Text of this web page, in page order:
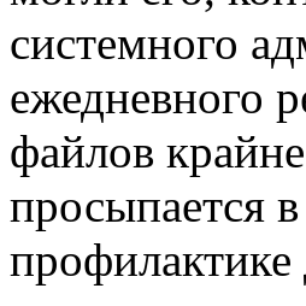
системного
ежедневного
файлов
просыпается
профилактике